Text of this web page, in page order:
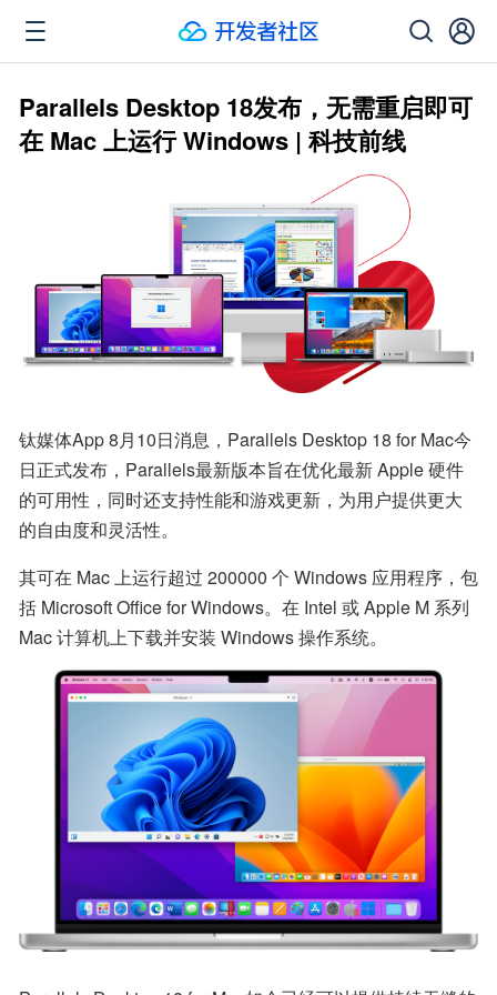
Parallels Desktop 18发布，无需重启即可
在 Mac 上运行 Windows | 科技前线
钛媒体App 8月10日消息，Parallels Desktop 18 for Mac今
日正式发布，Parallels最新版本旨在优化最新 Apple 硬件
的可用性，同时还支持性能和游戏更新，为用户提供更大
的自由度和灵活性。
其可在 Mac 上运行超过 200000 个 Windows 应用程序，包
括 Microsoft Office for Windows。在 Intel 或 Apple M 系列
Mac 计算机上下载并安装 Windows 操作系统。